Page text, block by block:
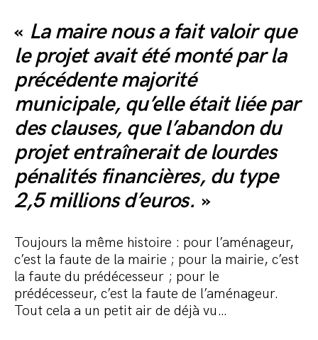
« La maire nous a fait valoir que
le projet avait été monté par la
précédente majorité
municipale, qu’elle était liée par
des clauses, que l’abandon du
projet entraînerait de lourdes
pénalités financières, du type
2,5 millions d’euros. »
Toujours la même histoire : pour l’aménageur,
c’est la faute de la mairie ; pour la mairie, c’est
la faute du prédécesseur ; pour le
prédécesseur, c’est la faute de l’aménageur.
Tout cela a un petit air de déjà vu…